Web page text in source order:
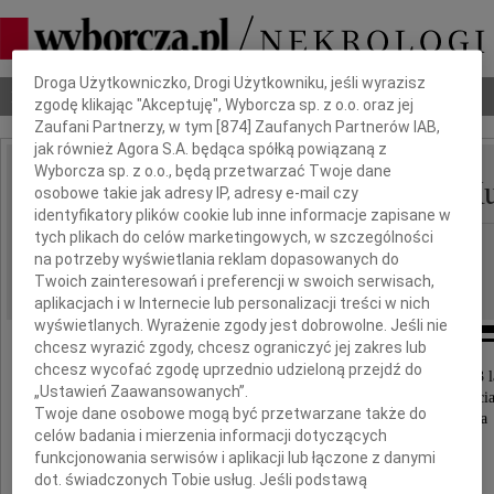
Nekrologi Odeszli Poradnik pogrzebowy
IMIĘ I NAZWISKO: Mirosława Kuklińska-
REGION: Poznań
DATA EMISJI: 11.08.2010
W dniu 7 sierpnia 2010 roku zmarła w wieku 53
nasza najukochańsza Siostra, Żona, Mama,
Szwagierka, Kuzynka, Teściowa i Siostrzenica
Dbamy o Twoją prywatność
Droga Użytkowniczko, Drogi Użytkowniku, jeśli wyrazisz
zgodę klikając "Akceptuję", Wyborcza sp. z o.o. oraz jej
Zaufani Partnerzy, w tym [874 ] Zaufanych Partnerów IAB,
jak również Agora S.A. będąca spółką powiązaną z
Wyborcza sp. z o.o., będą przetwarzać Twoje dane
osobowe takie jak adresy IP, adresy e-mail czy
identyfikatory plików cookie lub inne informacje zapisane w
tych plikach do celów marketingowych, w szczególności
na potrzeby wyświetlania reklam dopasowanych do
Twoich zainteresowań i preferencji w swoich serwisach,
aplikacjach i w Internecie lub personalizacji treści w nich
wyświetlanych. Wyrażenie zgody jest dobrowolne. Jeśli nie
chcesz wyrazić zgody, chcesz ograniczyć jej zakres lub
chcesz wycofać zgodę uprzednio udzieloną przejdź do
„Ustawień Zaawansowanych”.
Twoje dane osobowe mogą być przetwarzane także do
celów badania i mierzenia informacji dotyczących
funkcjonowania serwisów i aplikacji lub łączone z danymi
dot. świadczonych Tobie usług. Jeśli podstawą